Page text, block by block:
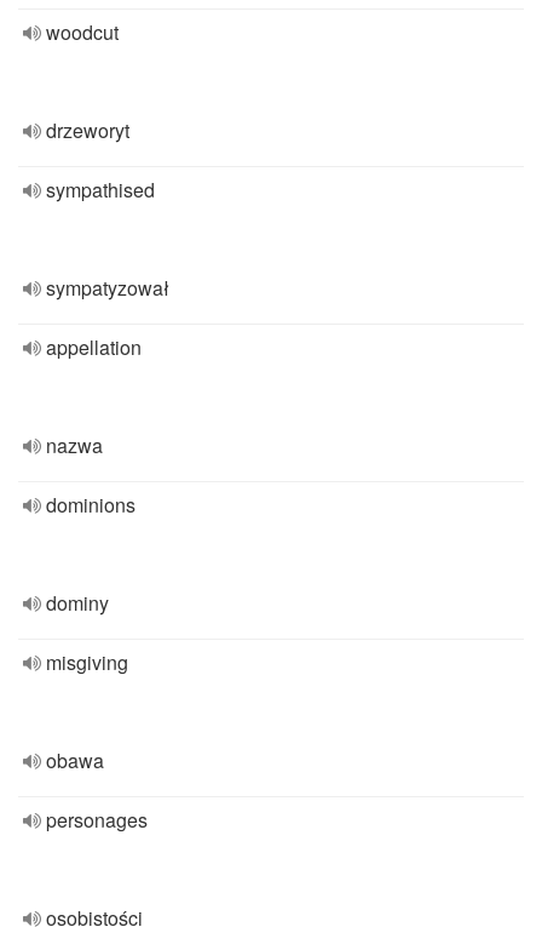
woodcut
drzeworyt
sympathised
sympatyzował
appellation
nazwa
dominions
dominy
misgiving
obawa
personages
osobistości